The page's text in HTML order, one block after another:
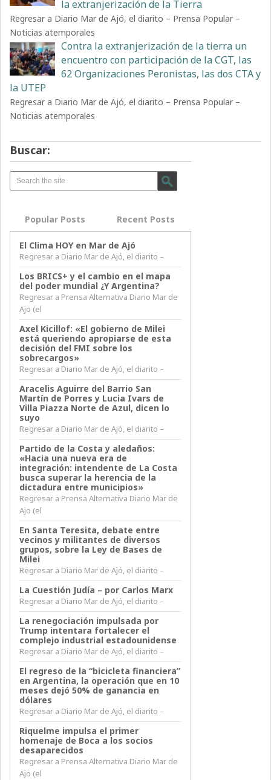
la extranjerización de la Tierra
Regresar a Diario Mar de Ajó, el diarito – Prensa Popular –
Noticias atemporales
Contra la extranjerización de la tierra un
encuentro con participación de la CGT, las
62 Organizaciones Peronistas, las dos CTA y
la UTEP
Regresar a Diario Mar de Ajó, el diarito – Prensa Popular –
Noticias atemporales
Buscar:
Popular Posts Recent Posts
El Clima HOY en Mar de Ajó
Regresar a Diario Mar de Ajó, el diarito –
Los BRICS+ y el cambio en el mapa
del poder mundial ¿Y Argentina?
Regresar a Prensa Alternativa Diario Mar de
Ajo (el
Axel Kicillof: «El gobierno de Milei
está queriendo apropiarse de esta
decisión del FMI sobre los
sobrecargos»
Regresar a Diario Mar de Ajó, el diarito –
Aracelis Aguirre del Barrio San
Martín de Porres y Lucia Ivars de
Villa Piazza Norte de Azul, dicen lo
suyo
Regresar a Diario Mar de Ajó, el diarito –
Partido de la Costa y aledaños:
«Hacia una nueva era de
integración: intendente de La Costa
busca superar la herencia de la
dictadura entre municipios»
Regresar a Prensa Alternativa Diario Mar de
Ajo (el
En Santa Teresita, debate entre
vecinos y militantes de diversos
grupos, sobre la Ley de Bases de
Milei
Regresar a Diario Mar de Ajó, el diarito –
La Cuestión Judía – por Carlos Marx
Regresar a Diario Mar de Ajó, el diarito –
La renegociación impulsada por
Trump intentara fortalecer el
complejo industrial estadounidense
Regresar a Diario Mar de Ajó, el diarito –
El regreso de la “bicicleta financiera”
en Argentina, la operación que en 10
meses dejó 50% de ganancia en
dólares
Regresar a Diario Mar de Ajó, el diarito –
Riquelme impulsa el primer
homenaje de Boca a los socios
desaparecidos
Regresar a Prensa Alternativa Diario Mar de
Ajo (el